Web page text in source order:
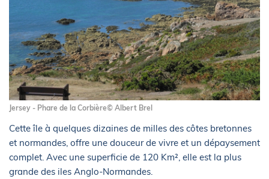
Jersey - Phare de la Corbière© Albert Brel
Cette île à quelques dizaines de milles des côtes bretonnes
et normandes, offre une douceur de vivre et un dépaysement
complet. Avec une superficie de 120 Km², elle est la plus
grande des iles Anglo-Normandes.